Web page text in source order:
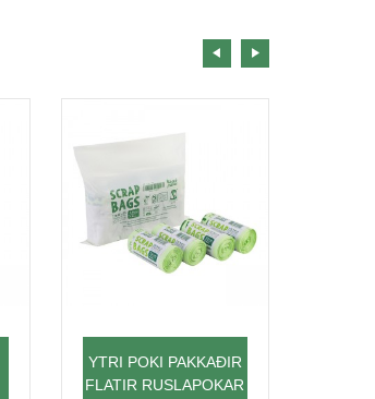
YTRI POKI PAKKAÐIR
FLATIR RUSLAPOKAR